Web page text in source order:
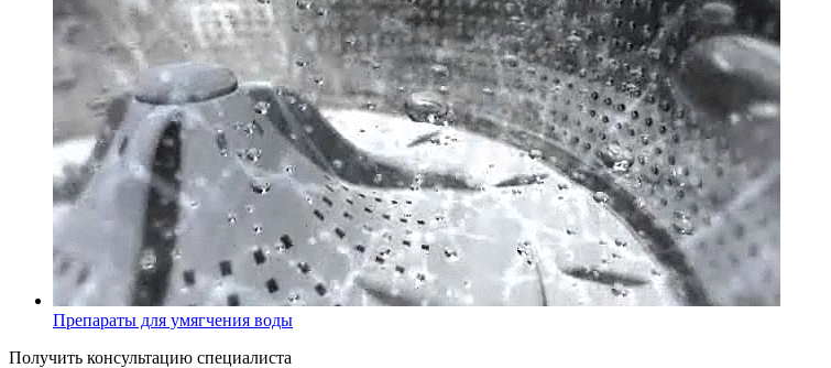
Препараты для умягчения воды
Получить консультацию специалиста